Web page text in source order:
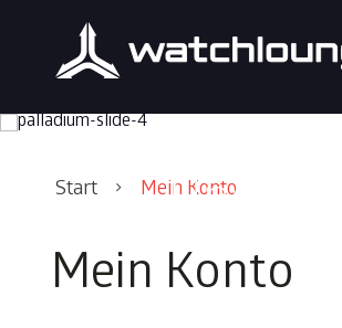
primary
content
footer
Start Mein Konto
Mein Konto